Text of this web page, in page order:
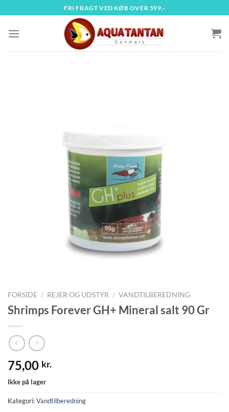
til
indhold
FRI FRAGT VED KØB OVER 599,-
FORSIDE / REJER OG UDSTYR / VANDTILBEREDNING
Shrimps Forever GH+ Mineral salt 90 Gr
75,00 kr.
Ikke på lager
Kategori:Vandtilberedning